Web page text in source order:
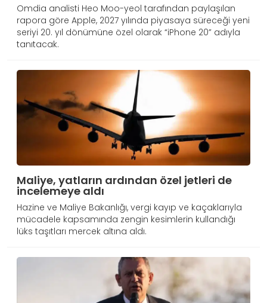
Omdia analisti Heo Moo-yeol tarafından paylaşılan
rapora göre Apple, 2027 yılında piyasaya süreceği yeni
seriyi 20. yıl dönümüne özel olarak “iPhone 20” adıyla
tanıtacak.
Maliye, yatların ardından özel jetleri de
incelemeye aldı
Hazine ve Maliye Bakanlığı, vergi kayıp ve kaçaklarıyla
mücadele kapsamında zengin kesimlerin kullandığı
lüks taşıtları mercek altına aldı.